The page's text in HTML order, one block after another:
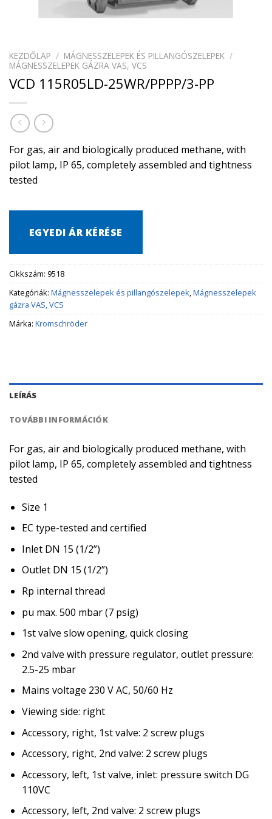
KEZDŐLAP / MÁGNESSZELEPEK ÉS PILLANGÓSZELEPEK /
MÁGNESSZELEPEK GÁZRA VAS, VCS
VCD 115R05LD-25WR/PPPP/3-PP
For gas, air and biologically produced methane, with
pilot lamp, IP 65, completely assembled and tightness
tested
EGYEDI ÁR KÉRÉSE
Cikkszám: 9518
Kategóriák: Mágnesszelepek és pillangószelepek,Mágnesszelepek
gázra VAS, VCS
Márka: Kromschröder
LEÍRÁS
TOVÁBBI INFORMÁCIÓK
For gas, air and biologically produced methane, with
pilot lamp, IP 65, completely assembled and tightness
tested
Size 1
EC type-tested and certified
Inlet DN 15 (1/2”)
Outlet DN 15 (1/2”)
Rp internal thread
pu max. 500 mbar (7 psig)
1st valve slow opening, quick closing
2nd valve with pressure regulator, outlet pressure:
2.5-25 mbar
Mains voltage 230 V AC, 50/60 Hz
Viewing side: right
Accessory, right, 1st valve: 2 screw plugs
Accessory, right, 2nd valve: 2 screw plugs
Accessory, left, 1st valve, inlet: pressure switch DG
110VC
Accessory, left, 2nd valve: 2 screw plugs